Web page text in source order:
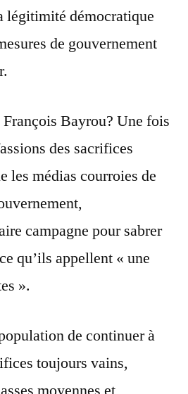
légitimité démocratique
de gouvernement
François Bayrou? Une fois
des sacrifices
les médias courroies de
campagne pour sabrer
qu’ils appellent « une
».
de continuer à
toujours vains,